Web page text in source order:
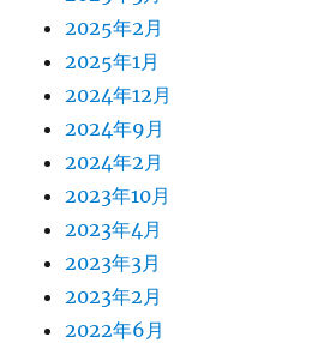
2025年2月
2025年1月
2024年12月
2024年9月
2024年2月
2023年10月
2023年4月
2023年3月
2023年2月
2022年6月